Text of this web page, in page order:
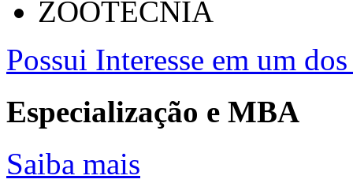
ZOOTECNIA
Possui Interesse em um
Especialização e MBA
Saiba mais